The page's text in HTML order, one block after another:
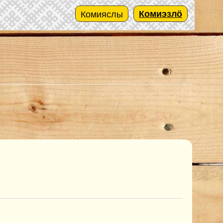
Комиэзлӧ
Комияслы